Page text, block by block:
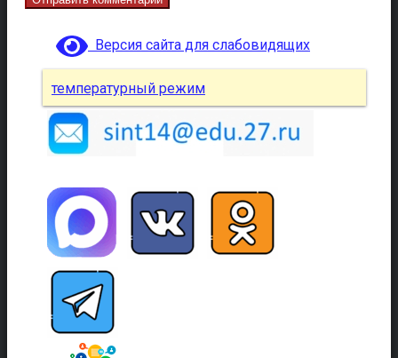
Версия сайта для слабовидящих
температурный режим